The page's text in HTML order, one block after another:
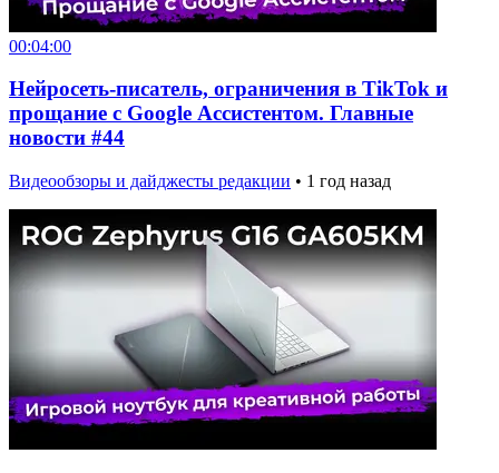
00:04:00
Нейросеть-писатель, ограничения в TikTok и
прощание с Google Ассистентом. Главные
новости #44
Видеообзоры и дайджесты редакции • 1 год назад